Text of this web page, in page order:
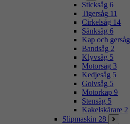
Sticksåg 6
Tigersåg 11
Cirkelsåg 14
Sänksåg 6
Kap och gersåg
Bandsåg 2
Klyvsåg 5
Motorsåg 3
Kedjesåg 5
Golvsåg 5
Motorkap 9
Stensåg 5
Kakelskärare 2
Slipmaskin 28